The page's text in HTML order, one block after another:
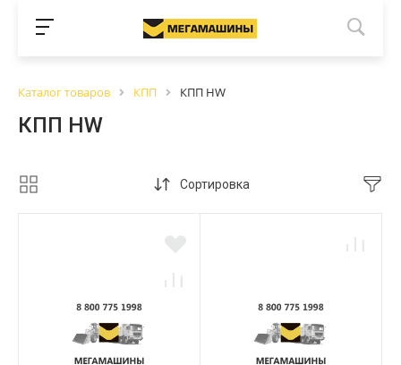
Каталог товаров КПП КПП HW
КПП HW
Сортировка